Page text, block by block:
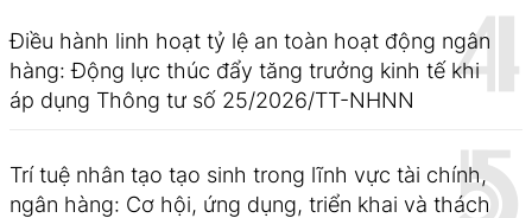
Điều hành linh hoạt tỷ lệ an toàn hoạt động ngân
hàng: Động lực thúc đẩy tăng trưởng kinh tế khi
áp dụng Thông tư số 25/2026/TT-NHNN
Trí tuệ nhân tạo tạo sinh trong lĩnh vực tài chính,
ngân hàng: Cơ hội, ứng dụng, triển khai và thách